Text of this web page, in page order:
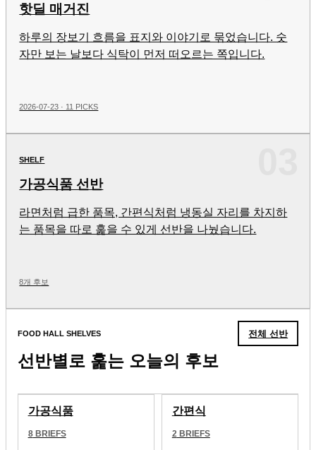
핫딜 매거진
하루의 장보기 흐름을 표지와 이야기로 묶었습니다. 숫
자만 보는 날보다 식탁이 먼저 떠오르는 쪽입니다.
2026-07-23 · 11 PICKS
SHELF
가공식품 선반
라면처럼 급한 품목, 간편식처럼 냉동실 자리를 차지하
는 품목을 따로 훑을 수 있게 선반을 나눴습니다.
8개 후보
FOOD HALL SHELVES
선반별로 훑는 오늘의 후보
전체 선반
가공식품
8BRIEFS
간편식
2BRIEFS